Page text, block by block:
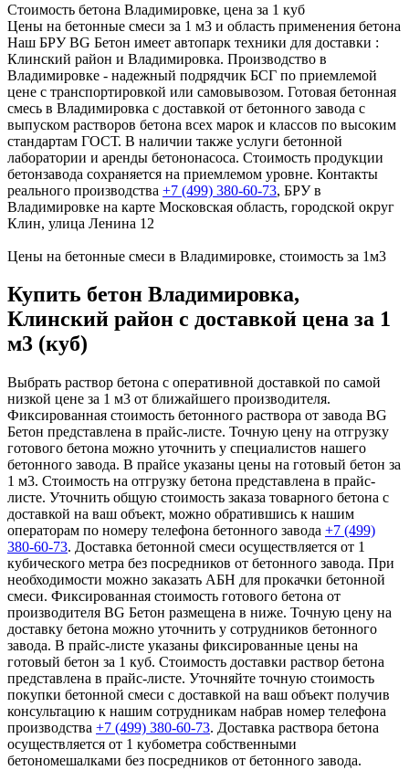
Стоимость бетона Владимировке, цена за 1 куб
Цены на бетонные смеси за 1 м3 и область применения бетона
Наш БРУ BG Бетон имеет автопарк техники для доставки :
Клинский район и Владимировка. Производство в
Владимировке - надежный подрядчик БСГ по приемлемой
цене с транспортировкой или самовывозом. Готовая бетонная
смесь в Владимировка с доставкой от бетонного завода с
выпуском растворов бетона всех марок и классов по высоким
стандартам ГОСТ. В наличии также услуги бетонной
лаборатории и аренды бетононасоса. Стоимость продукции
бетонзавода сохраняется на приемлемом уровне. Контакты
реального производства +7 (499) 380-60-73, БРУ в
Владимировке на карте Московская область, городской округ
Клин, улица Ленина 12
Цены на бетонные смеси в Владимировке, стоимость за 1м3
Купить бетон Владимировка,
Клинский район с доставкой цена за 1
м3 (куб)
Выбрать раствор бетона с оперативной доставкой по самой
низкой цене за 1 м3 от ближайшего производителя.
Фиксированная стоимость бетонного раствора от завода BG
Бетон представлена в прайс-листе. Точную цену на отгрузку
готового бетона можно уточнить у специалистов нашего
бетонного завода. В прайсе указаны цены на готовый бетон за
1 м3. Стоимость на отгрузку бетона представлена в прайс-
листе. Уточнить общую стоимость заказа товарного бетона с
доставкой на ваш объект, можно обратившись к нашим
операторам по номеру телефона бетонного завода +7 (499)
380-60-73. Доставка бетонной смеси осуществляется от 1
кубического метра без посредников от бетонного завода. При
необходимости можно заказать АБН для прокачки бетонной
смеси. Фиксированная стоимость готового бетона от
производителя BG Бетон размещена в ниже. Точную цену на
доставку бетона можно уточнить у сотрудников бетонного
завода. В прайс-листе указаны фиксированные цены на
готовый бетон за 1 куб. Стоимость доставки раствор бетона
представлена в прайс-листе. Уточняйте точную стоимость
покупки бетонной смеси с доставкой на ваш объект получив
консультацию к нашим сотрудникам набрав номер телефона
производства +7 (499) 380-60-73. Доставка раствора бетона
осуществляется от 1 кубометра собственными
бетономешалками без посредников от бетонного завода.